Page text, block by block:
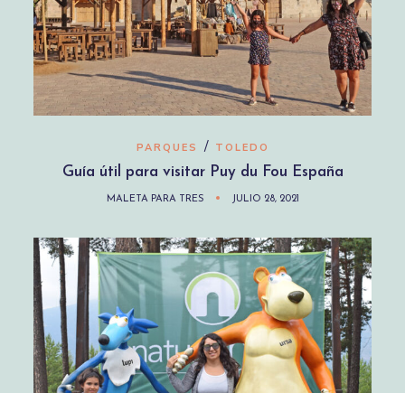
PARQUES / TOLEDO
Guía útil para visitar Puy du Fou España
MALETA PARA TRES JULIO 28, 2021